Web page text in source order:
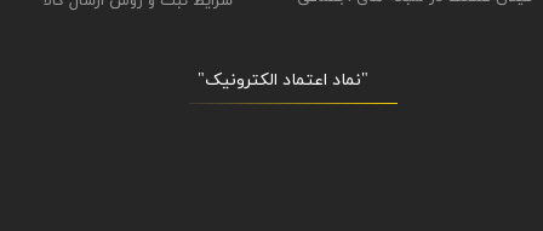
"نماد اعتماد الکترونیک​​​​​​​"